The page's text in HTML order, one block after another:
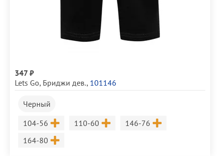
347 ₽
Lets Go, Бриджи дев., 101146
Черный
Размер
104-56 Размер
110-60 Размер
146-76
Размер
164-80